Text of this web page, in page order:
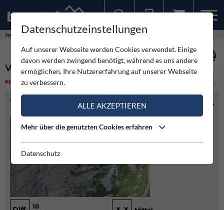
Touren
VOGELFREI - SCHÜSSELKARSPITZE
KLETTERN SCHWER
TOURENINFO
10
Datenschutzeinstellungen
Auf unserer Webseite werden Cookies verwendet. Einige
davon werden zwingend benötigt, während es uns andere
ermöglichen, Ihre Nutzererfahrung auf unserer Webseite
zu verbessern.
ALLE AKZEPTIEREN
Mehr über die genutzten Cookies erfahren
Datenschutz